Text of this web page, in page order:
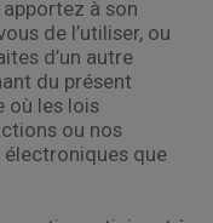
à son
de l’utiliser, ou
d’un autre
du présent
où les lois
ou nos
que